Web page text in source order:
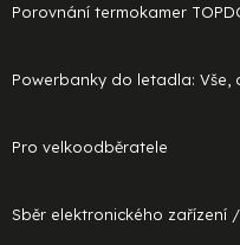
Porovnání termokamer
Powerbanky do letadla:
Pro velkoodběratele
Sběr elektronického zařízení